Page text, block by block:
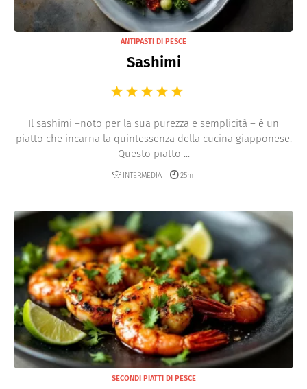
ANTIPASTI DI PESCE
Sashimi
Il sashimi –noto per la sua purezza e semplicità – è un
piatto che incarna la quintessenza della cucina giapponese.
Questo piatto ...
INTERMEDIA 25m
SECONDI PIATTI DI PESCE